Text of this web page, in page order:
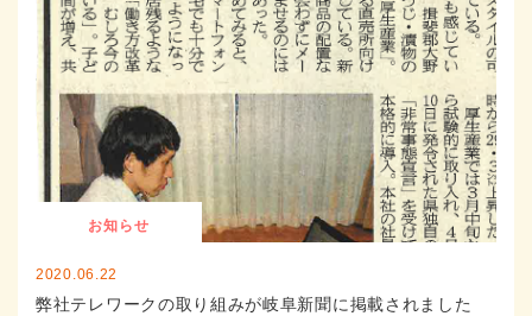
お知らせ
2020.06.22
弊社テレワークの取り組みが岐阜新聞に掲載されました